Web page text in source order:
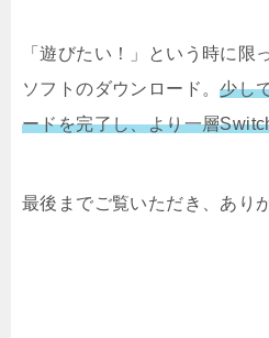
「遊びたい！」という時に限
ソフトのダウンロード。少し
ードを完了し、より一層
最後までご覧いただき、あり